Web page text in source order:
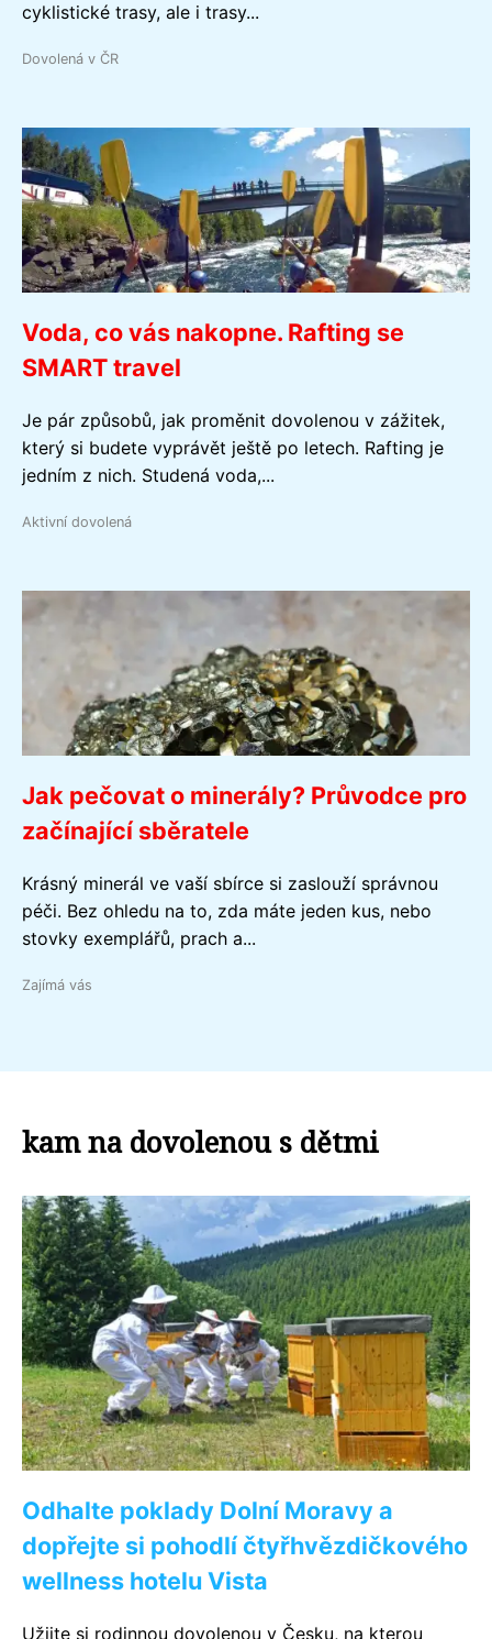
cyklistické trasy, ale i trasy...
Dovolená v ČR
Voda, co vás nakopne. Rafting se
SMART travel
Je pár způsobů, jak proměnit dovolenou v zážitek,
který si budete vyprávět ještě po letech. Rafting je
jedním z nich. Studená voda,...
Aktivní dovolená
Jak pečovat o minerály? Průvodce pro
začínající sběratele
Krásný minerál ve vaší sbírce si zaslouží správnou
péči. Bez ohledu na to, zda máte jeden kus, nebo
stovky exemplářů, prach a...
Zajímá vás
kam na dovolenou s dětmi
Odhalte poklady Dolní Moravy a
dopřejte si pohodlí čtyřhvězdičkového
wellness hotelu Vista
Užijte si rodinnou dovolenou v Česku, na kterou